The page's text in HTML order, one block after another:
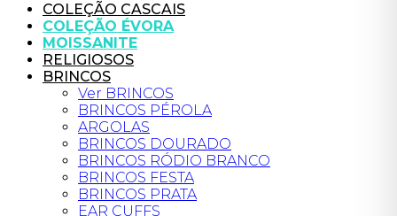
COLEÇÃO CASCAIS
COLEÇÃO ÉVORA
MOISSANITE
RELIGIOSOS
BRINCOS
Ver BRINCOS
BRINCOS PÉROLA
ARGOLAS
BRINCOS DOURADO
BRINCOS RÓDIO BRANCO
BRINCOS FESTA
BRINCOS PRATA
EAR CUFFS